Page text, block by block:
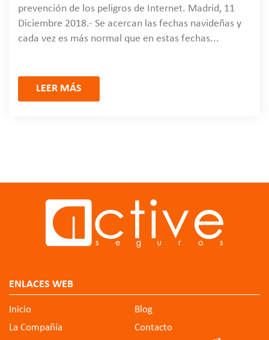
prevención de los peligros de Internet. Madrid, 11
Diciembre 2018.- Se acercan las fechas navideñas y
cada vez es más normal que en estas fechas...
LEER MÁS
ENLACES WEB
Inicio
La Compañía
Blog
Contacto